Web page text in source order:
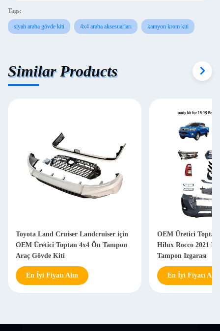
Tags:
siyah araba gövde kiti 4x4 araba aksesuarları kamyon krom kiti
Similar Products
Toyota Land Cruiser Landcruiser için
OEM Üretici Toptan 4x4 Ön Tampon
Araç Gövde Kiti
En İyi Fiyatı Alın
OEM Üretici Toptan
Hilux Rocco 2021
Tampon Izgarası
En İyi Fiyatı Alın